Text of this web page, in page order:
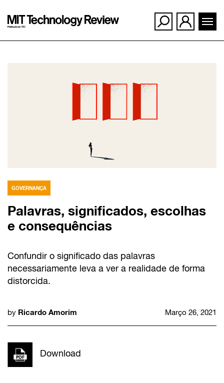
GOVERNANÇA
Palavras, significados, escolhas
e consequências
Confundir o significado das palavras
necessariamente leva a ver a realidade de forma
distorcida.
by Ricardo Amorim Março 26, 2021
Download